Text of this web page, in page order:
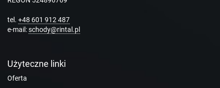
tel. +48 601 912 487
e-mail:schody@rintal.pl
Użyteczne linki
Oferta